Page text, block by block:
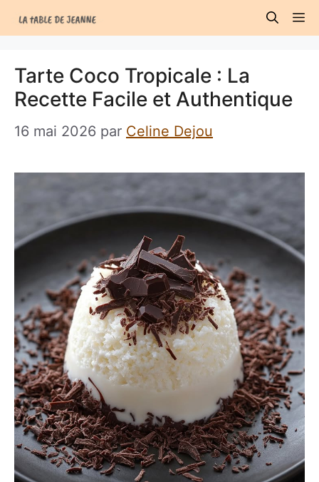
au
Tarte Coco Tropicale : La
Recette Facile et Authentique
16 mai 2026 par Celine Dejou